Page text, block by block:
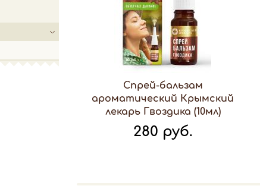
Спрей-бальзам
ароматический Крымский
лекарь Гвоздика (10мл)
280 руб.